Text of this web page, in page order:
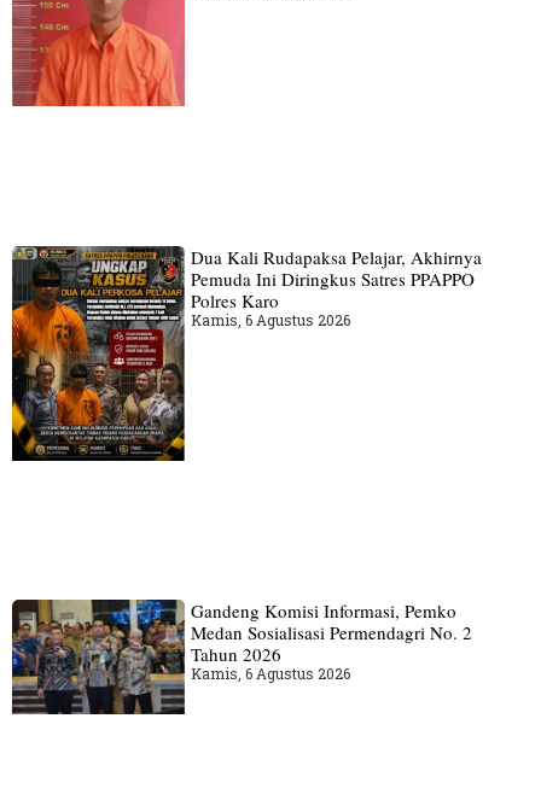
Dua Kali Rudapaksa Pelajar, Akhirnya
Pemuda Ini Diringkus Satres PPAPPO
Polres Karo
Kamis, 6 Agustus 2026
Gandeng Komisi Informasi, Pemko
Medan Sosialisasi Permendagri No. 2
Tahun 2026
Kamis, 6 Agustus 2026